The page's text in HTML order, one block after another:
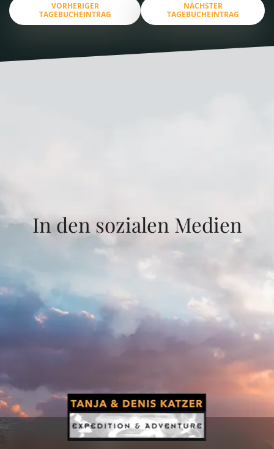
VORHERIGER
TAGEBUCHEINTRAG
NÄCHSTER
TAGEBUCHEINTRAG
In den sozialen Medien